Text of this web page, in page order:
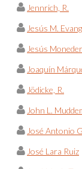
Jennrich, R.
Jesús M.
Jesús
Joaquín
Jödicke, R.
John L.
José Antonio
José Lara Ruiz